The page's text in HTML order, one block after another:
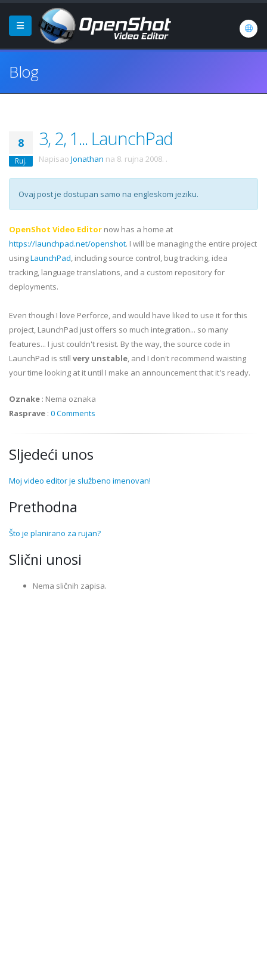
Blog
8
Ruj.
3, 2, 1... LaunchPad
Napisao Jonathan na 8. rujna 2008. .
Ovaj post je dostupan samo na engleskom jeziku.
OpenShot Video Editor now has a home at
https://launchpad.net/openshot. I will be managing the entire project
usingLaunchPad, including source control, bug tracking, idea
tracking, language translations, and a custom repository for
deployments.
Even though I love Perforce, and would have liked to use it for this
project, LaunchPad just offers so much integration... so many
features... I just couldn't resist. By the way, the source code in
LaunchPad is still very unstable, and I don't recommend waisting
your time looking at it until I make an announcement that it's ready.
Oznake : Nema oznaka
Rasprave : 0 Comments
Sljedeći unos
Moj video editor je službeno imenovan!
Prethodna
Što je planirano za rujan?
Slični unosi
Nema sličnih zapisa.